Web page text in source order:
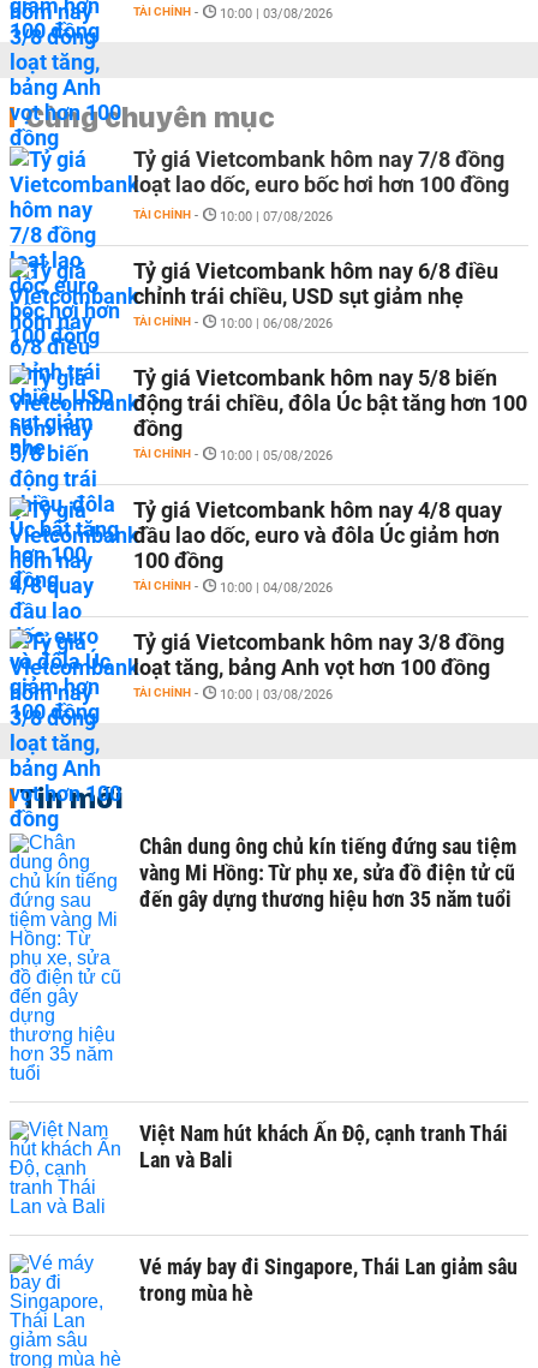
TÀI CHÍNH - 10:00 | 03/08/2026
Cùng chuyên mục
Tỷ giá Vietcombank hôm nay 7/8 đồng
loạt lao dốc, euro bốc hơi hơn 100 đồng
TÀI CHÍNH - 10:00 | 07/08/2026
Tỷ giá Vietcombank hôm nay 6/8 điều
chỉnh trái chiều, USD sụt giảm nhẹ
TÀI CHÍNH - 10:00 | 06/08/2026
Tỷ giá Vietcombank hôm nay 5/8 biến
động trái chiều, đôla Úc bật tăng hơn 100
đồng
TÀI CHÍNH - 10:00 | 05/08/2026
Tỷ giá Vietcombank hôm nay 4/8 quay
đầu lao dốc, euro và đôla Úc giảm hơn
100 đồng
TÀI CHÍNH - 10:00 | 04/08/2026
Tỷ giá Vietcombank hôm nay 3/8 đồng
loạt tăng, bảng Anh vọt hơn 100 đồng
TÀI CHÍNH - 10:00 | 03/08/2026
Tin mới
Chân dung ông chủ kín tiếng đứng sau tiệm
vàng Mi Hồng: Từ phụ xe, sửa đồ điện tử cũ
đến gây dựng thương hiệu hơn 35 năm tuổi
Việt Nam hút khách Ấn Độ, cạnh tranh Thái
Lan và Bali
Vé máy bay đi Singapore, Thái Lan giảm sâu
trong mùa hè